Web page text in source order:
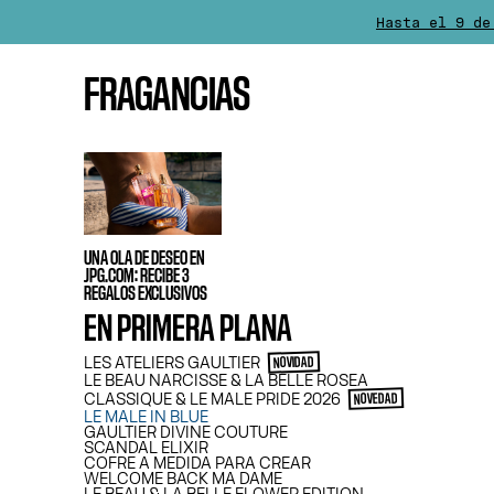
FRAGANCIAS
UNA OLA DE DESEO EN
JPG.COM: RECIBE 3
REGALOS EXCLUSIVOS
EN PRIMERA PLANA
LES ATELIERS GAULTIER NOVIDAD
LE BEAU NARCISSE & LA BELLE ROSEA
CLASSIQUE & LE MALE PRIDE 2026
NOVEDAD
LE MALE IN BLUE
GAULTIER DIVINE COUTURE
SCANDAL ELIXIR
COFRE A MEDIDA PARA CREAR
WELCOME BACK MA DAME
Hasta el 9